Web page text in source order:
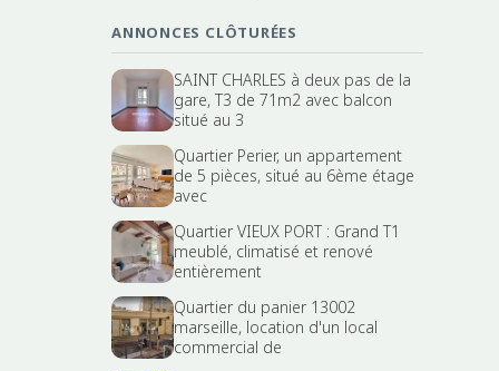
ANNONCES CLÔTURÉES
SAINT CHARLES à deux pas de la
gare, T3 de 71m2 avec balcon
situé au 3
Quartier Perier, un appartement
de 5 pièces, situé au 6ème étage
avec
Quartier VIEUX PORT : Grand T1
meublé, climatisé et renové
entièrement
Quartier du panier 13002
marseille, location d'un local
commercial de